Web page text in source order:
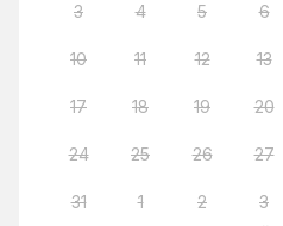
3 4 5 6
10 11 12 13
17 18 19 20
24 25 26 27
31 1 2 3